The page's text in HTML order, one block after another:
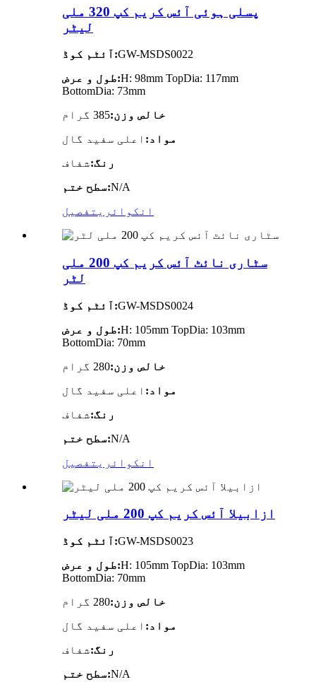
پسلی ہوئی آئس کریم کپ 320 ملی
لیٹر
آئٹم کوڈ:GW-MSDS0022
طول و عرض:H: 98mm TopDia: 117mm
BottomDia: 73mm
خالص وزن:385 گرام
مواد: اعلی سفید گال
رنگ:شفاف
سطح ختم:N/A
انکوائری تفصیل
سٹاری نائٹ آئس کریم کپ 200 ملی
لٹر
آئٹم کوڈ:GW-MSDS0024
طول و عرض:H: 105mm TopDia: 103mm
BottomDia: 70mm
خالص وزن:280 گرام
مواد: اعلی سفید گال
رنگ:شفاف
سطح ختم:N/A
انکوائری تفصیل
ازابیلا آئس کریم کپ 200 ملی لیٹر
آئٹم کوڈ:GW-MSDS0023
طول و عرض:H: 105mm TopDia: 103mm
BottomDia: 70mm
خالص وزن:280 گرام
مواد: اعلی سفید گال
رنگ:شفاف
سطح ختم:N/A